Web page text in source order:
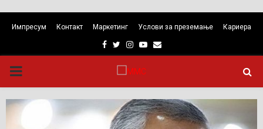
Импресум Контакт Маркетинг Услови за преземање Кариера
Facebook
TwitterInstagram
Youtube
Email
PRIMARY
MENU